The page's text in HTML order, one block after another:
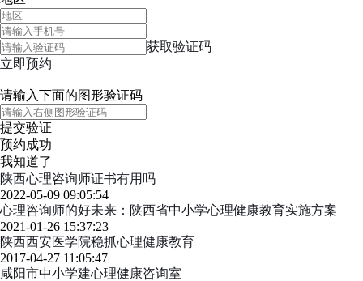
获取验证码
立即预约
请输入下面的图形验证码
提交验证
预约成功
我知道了
陕西心理咨询师证书有用吗
2022-05-09 09:05:54
心理咨询师的好未来：陕西省中小学心理健康教育实施方案
2021-01-26 15:37:23
陕西西安医学院稳抓心理健康教育
2017-04-27 11:05:47
咸阳市中小学建心理健康咨询室